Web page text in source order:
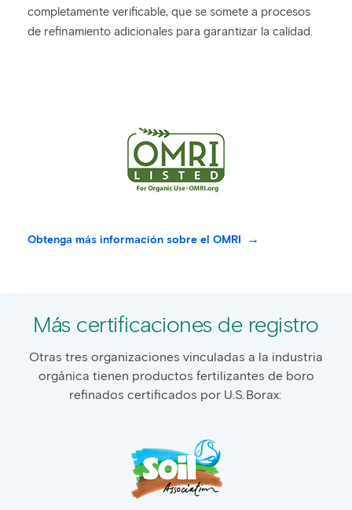
completamente verificable, que se somete a procesos
de refinamiento adicionales para garantizar la calidad.
Obtenga más información sobre el OMRI
Más certificaciones de registro
Otras tres organizaciones vinculadas a la industria
orgánica tienen productos fertilizantes de boro
refinados certificados por U.S. Borax: